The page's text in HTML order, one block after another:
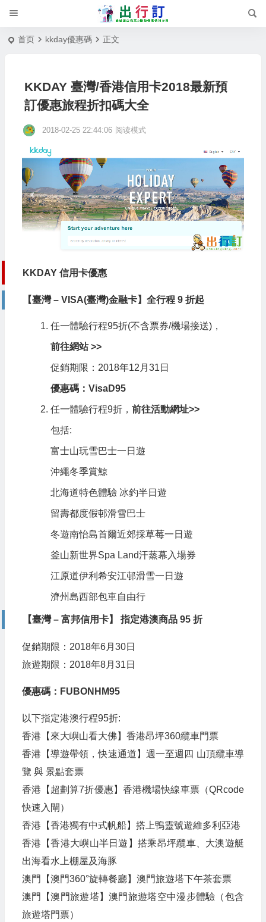
首页 kkday優惠碼 正文
KKDAY 臺灣/香港信用卡2018最新預
訂優惠旅程折扣碼大全
2018-02-25 22:44:06 阅读模式
KKDAY 信用卡優惠
【臺灣 – VISA(臺灣)金融卡】全行程 9 折起
任一體驗行程95折(不含票券/機場接送)，
前往網站 >>
促銷期限：2018年12月31日
優惠碼： VisaD95
任一體驗行程9折， 前往活動網址>>
包括:
富士山玩雪巴士一日遊
沖繩冬季賞鯨
北海道特色體驗 冰釣半日遊
留壽都度假邨滑雪巴士
冬遊南怡島首爾近郊採草莓一日遊
釜山新世界Spa Land汗蒸幕入場券
江原道伊利希安江邨滑雪一日遊
濟州島西部包車自由行
【臺灣 – 富邦信用卡】 指定港澳商品 95 折
促銷期限：2018年6月30日
旅遊期限：2018年8月31日
優惠碼： FUBONHM95
以下指定港澳行程95折:
香港【來大嶼山看大佛】香港昂坪360纜車門票
香港【導遊帶領，快速通道】週一至週四 山頂纜車導
覽 與 景點套票
香港【超劃算7折優惠】香港機場快線車票（QRcode
快速入閘）
香港【香港獨有中式帆船】搭上鴨靈號遊維多利亞港
香港【香港大嶼山半日遊】搭乘昂坪纜車、大澳遊艇
出海看水上棚屋及海豚
澳門【澳門360°旋轉餐廳】澳門旅遊塔下午茶套票
澳門【澳門旅遊塔】澳門旅遊塔空中漫步體驗（包含
旅遊塔門票）